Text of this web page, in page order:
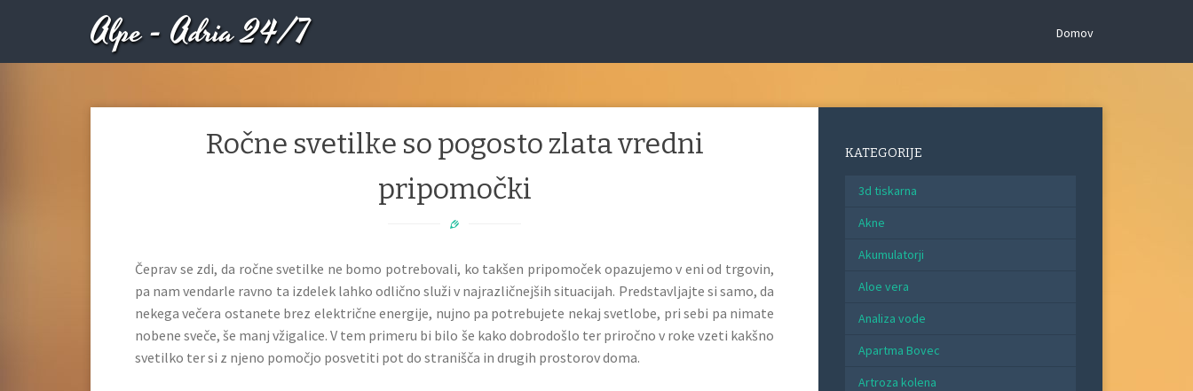
Alpe - Adria 24/7 Domov
Ročne svetilke so pogosto zlata vredni
pripomočki
Čeprav se zdi, da ročne svetilke ne bomo potrebovali, ko takšen pripomoček opazujemo v eni od trgovin,
pa nam vendarle ravno ta izdelek lahko odlično služi v najrazličnejših situacijah. Predstavljajte si samo, da
nekega večera ostanete brez električne energije, nujno pa potrebujete nekaj svetlobe, pri sebi pa nimate
nobene sveče, še manj vžigalice. V tem primeru bi bilo še kako dobrodošlo ter priročno v roke vzeti kakšno
svetilko ter si z njeno pomočjo posvetiti pot do stranišča in drugih prostorov doma.
KATEGORIJE
3d tiskarna
Akne
Akumulatorji
Aloe vera
Analiza vode
Apartma Bovec
Artroza kolena